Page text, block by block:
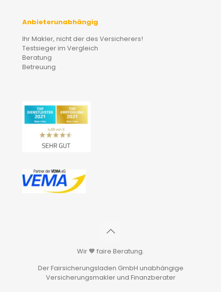
Anbieterunabhängig
Ihr Makler, nicht der des Versicherers!
Testsieger im Vergleich
Beratung
Betreuung
Wir 🧡 faire Beratung.
Der Fairsicherungsladen GmbH unabhängige
Versicherungsmakler und Finanzberater